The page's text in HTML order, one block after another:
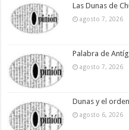
Las Dunas de
agosto 7, 2026
Palabra de
agosto 7, 2026
Dunas y el
agosto 6, 2026